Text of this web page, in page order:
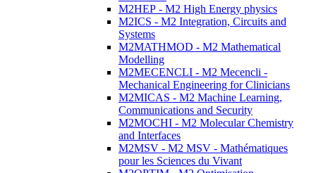
M2HEP - M2 High Energy physics
M2ICS - M2 Integration, Circuits and
Systems
M2MATHMOD - M2 Mathematical
Modelling
M2MECENCLI - M2 Mecencli -
Mechanical Engineering for Clinicians
M2MICAS - M2 Machine Learning,
Communications and Security
M2MOCHI - M2 Molecular Chemistry
and Interfaces
M2MSV - M2 MSV - Mathématiques
pour les Sciences du Vivant